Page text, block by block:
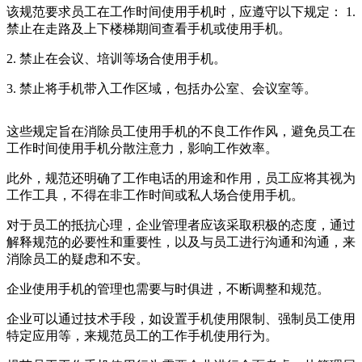
该规范要求员工在工作时间使用手机时，应遵守以下规定： 1.
禁止在走路及上下楼梯期间查看手机或使用手机。
2. 禁止在会议、培训等场合使用手机。
3. 禁止将手机带入工作区域，包括办公室、会议室等。
这些规定旨在消除员工使用手机的不良工作作风，避免员工在
工作时间使用手机分散注意力，影响工作效率。
此外，规范还明确了工作电话的用途和作用，员工应将其视为
工作工具，不得在非工作时间或私人场合使用手机。
对于员工的抵抗心理，企业管理者应该采取积极的态度，通过
解释规范的必要性和重要性，以及与员工进行沟通和沟通，来
消除员工的疑虑和不安。
企业使用手机的管理也需要与时俱进，不断调整和规范。
企业可以通过技术手段，如设置手机使用限制、强制员工使用
特定应用等，来规范员工的工作手机使用行为。